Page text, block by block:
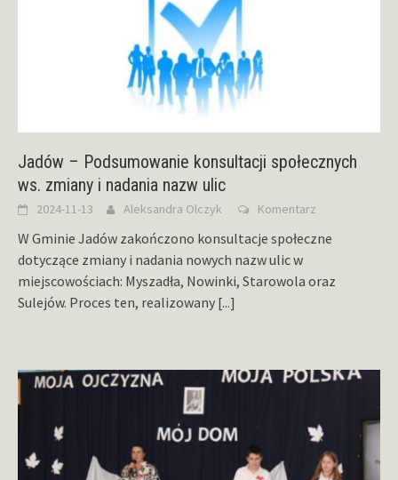
Jadów – Podsumowanie konsultacji społecznych
ws. zmiany i nadania nazw ulic
2024-11-13 Aleksandra Olczyk Komentarz
W Gminie Jadów zakończono konsultacje społeczne
dotyczące zmiany i nadania nowych nazw ulic w
miejscowościach: Myszadła, Nowinki, Starowola oraz
Sulejów. Proces ten, realizowany [...]